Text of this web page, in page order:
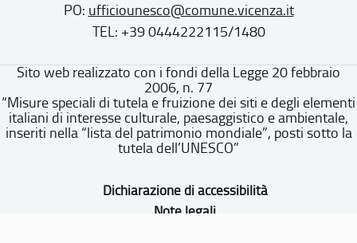
PO: ufficiounesco@comune.vicenza.it
TEL: +39 0444222115/1480
Sito web realizzato con i fondi della Legge 20 febbraio
2006, n. 77
“Misure speciali di tutela e fruizione dei siti e degli elementi
italiani di interesse culturale, paesaggistico e ambientale,
inseriti nella “lista del patrimonio mondiale”, posti sotto la
tutela dell’UNESCO”
Dichiarazione di accessibilità
Note legali